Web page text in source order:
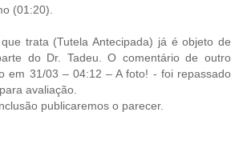
(01:20).
trata (Tutela Antecipada) já é objeto de
do Dr. Tadeu. O comentário de outro
em 31/03 – 04:12 – A foto! - foi repassado
avaliação.
publicaremos o parecer.